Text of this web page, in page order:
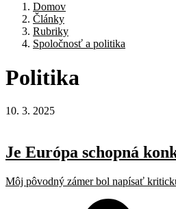
Domov
Články
Rubriky
Spoločnosť a politika
Politika
10. 3. 2025
Je Európa schopná
Môj pôvodný zámer bol napísať